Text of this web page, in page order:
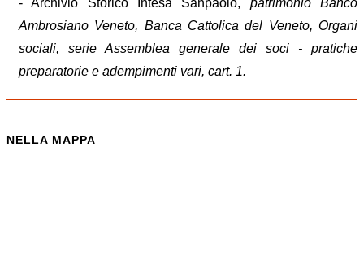
Ambrosiano Veneto, Banca Cattolica del Veneto, Organi
sociali, serie Assemblea generale dei soci - pratiche
preparatorie e adempimenti vari, cart. 1.
NELLA MAPPA